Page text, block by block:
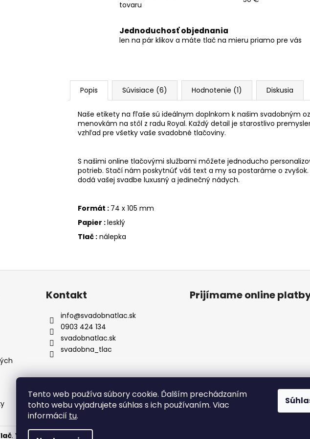
Tento web používa súbory cookie. Ďalším prechádzaním
tohto webu vyjadrujete súhlas s ich používaním. Viac
informácií tu.
tovaru
Jednoduchosť objednania
len na pár klikov a máte tlač na mieru priamo pre vás
Popis Súvisiace (6) Hodnotenie (1) Diskusia
Naše etikety na fľaše sú ideálnym doplnkom k našim svadobným
menovkám na stôl z radu Royal. Každý detail je starostlivo
vzhľad pre všetky vaše svadobné tlačoviny.
S našimi online tlačovými službami môžete jednoducho
potrieb. Stačí nám poskytnúť váš text a my sa postaráme o
dodá vašej svadbe luxusný a jedinečný nádych.
Formát : 74 x 105 mm
Papier :lesklý
Tlač : nálepka
Kontakt
info@svadobnatlac.sk
0903 424 134
svadobnatlac.sk
svadobna_tlac
Prijímame online
. Všetky práva vyhradené.